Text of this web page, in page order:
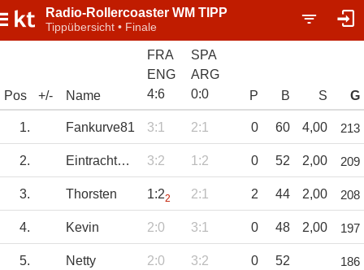
Radio-Rollercoaster WM TIPP
Tippübersicht • Finale
Pos +/- Name
FRA
ENG
4:6
SPA
ARG
0:0 P B S G
1. Fankurve81 3:1 2:1 0 60 4,00 213
2. EintrachtRolf 3:2 1:2 0 52 2,00 209
3. Thorsten 1:22 2:1 2 44 2,00 208
4. Kevin 2:0 3:1 0 48 2,00 197
5. Netty 2:0 3:2 0 52 186